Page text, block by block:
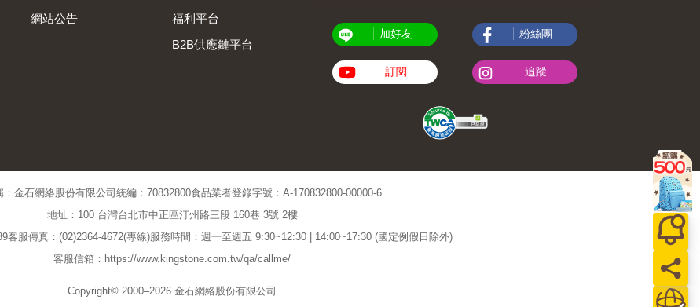
網站公告
福利平台
B2B供應鏈平台
加好友
訂閱
粉絲團
追蹤
：金石網絡股份有限公司 統編：70832800食品業者登錄字號：A-170832800-00000-6
地址：100 台灣台北市中正區汀州路三段 160巷 3號 2樓
客服傳真：(02)2364-4672(專線)服務時間：週一至週五 9:30~12:30 | 14:00~17:30 (國定例假日除外)
客服信箱：https://www.kingstone.com.tw/qa/callme/
Copyright© 2000–2026 金石網絡股份有限公司